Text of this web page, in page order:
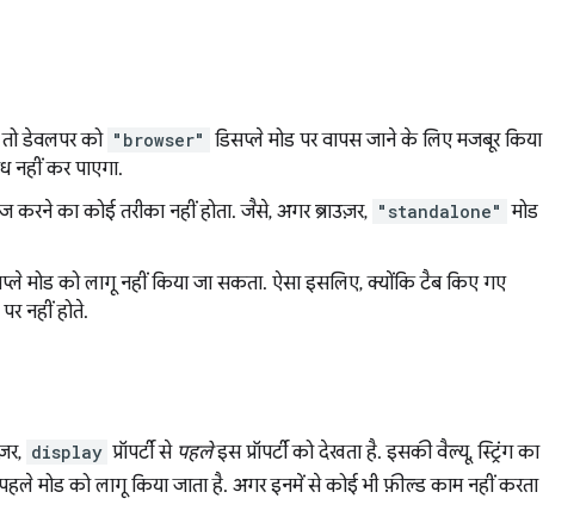
डेवलपर को "browser" डिसप्ले मोड पर वापस जाने के लिए मजबूर किया
नहीं कर पाएगा.
का कोई तरीका नहीं होता. जैसे, अगर ब्राउज़र, "standalone" मोड
मोड को लागू नहीं किया जा सकता. ऐसा इसलिए, क्योंकि टैब किए गए
नहीं होते.
display प्रॉपर्टी से पहलेइस प्रॉपर्टी को देखता है. इसकी वैल्यू, स्ट्रिंग का
मोड को लागू किया जाता है. अगर इनमें से कोई भी फ़ील्ड काम नहीं करता